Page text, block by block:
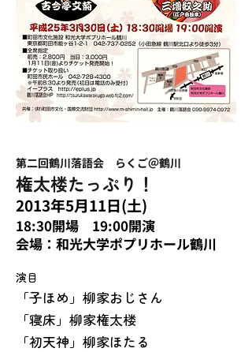
​第二回鶴川落語会 らくご＠鶴川
権太楼たっぷり！
2013年5月11日(土)
18:30​開場 19:00開演
会場：和光大学ポプリホール鶴川
演目
「子ほめ」柳家おじさん
「寝床」柳家権太楼
「初天神」柳家ほたる